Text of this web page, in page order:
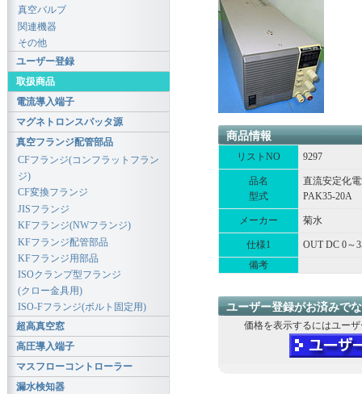
商品情報
リストNO 9297
品名
型式
直流安定化
PAK35-20A
メーカー 菊水
仕様1
OUT DC 0～
備考
ユーザー登録がお済みで
価格を表示するにはユー
真空バルブ
関連機器
その他
ユーザー登録
取扱商品
電流導入端子
マグネトロンスパッタ源
真空フランジ配管部品
CFフランジ(コンフラットフラン
ジ)
CF変換フランジ
JISフランジ
KFフランジ(NWフランジ)
KFフランジ配管部品
KFフランジ用部品
ISOクランプ型フランジ
(クロー金具用)
ISO-Fフランジ(ボルト固定用)
超高真空窓
高圧導入端子
マスフローコントローラー
漏水検知器